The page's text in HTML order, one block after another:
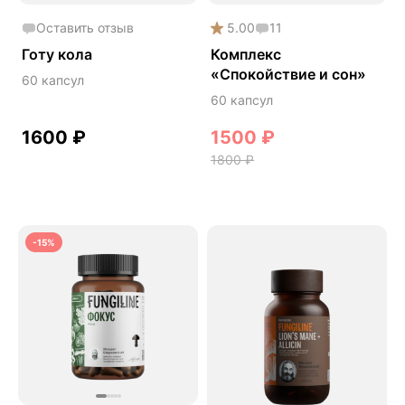
Онколинейка
Онкопротектор
Орех чёрный
Память
Поддержка иммунитета
Пробиотики Психобиом
Продуктивность
Противовирусное
Противовоспалительное
Расторопша
Оставить отзыв
Готу кола
60 капсул
1600 ₽
5.00 11
Комплекс
«Спокойствие и сон»
60 капсул
1500 ₽
1800₽
-15%